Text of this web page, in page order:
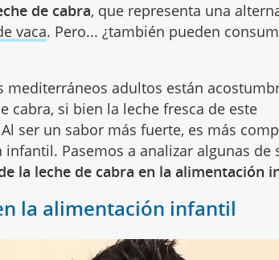
de cabra, que representa una
vaca. Pero... ¿también pueden
mediterráneos adultos están
cabra, si bien la leche fresca de este
ser un sabor más fuerte, es más
Pasemos a analizar algunas de
la leche de cabra en la alimentación
la alimentación infantil